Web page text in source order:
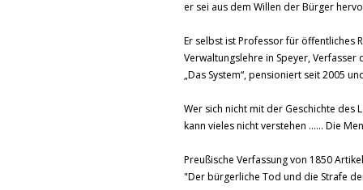
er sei aus dem Willen der Bürger
Er selbst ist Professor für öffentliches
Verwaltungslehre in Speyer, Verfasser
„Das System“, pensioniert seit 2005
Wer sich nicht mit der Geschichte des
kann vieles nicht verstehen ...... Die
Preußische Verfassung von 1850
"Der bürgerliche Tod und die Strafe